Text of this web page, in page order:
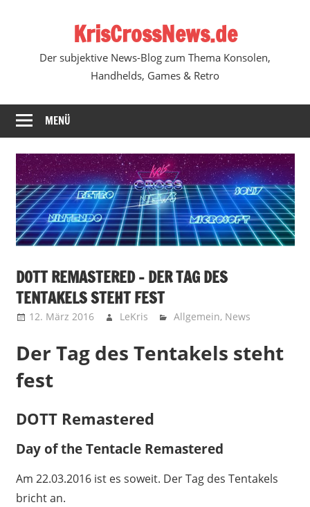
KrisCrossNews.de
Der subjektive News-Blog zum Thema Konsolen,
Handhelds, Games & Retro
MENÜ
DOTT REMASTERED – DER TAG DES
TENTAKELS STEHT FEST
12. März 2016 LeKris Allgemein, News
Der Tag des Tentakels steht
fest
DOTT Remastered
Day of the Tentacle Remastered
Am 22.03.2016 ist es soweit. Der Tag des Tentakels
bricht an.